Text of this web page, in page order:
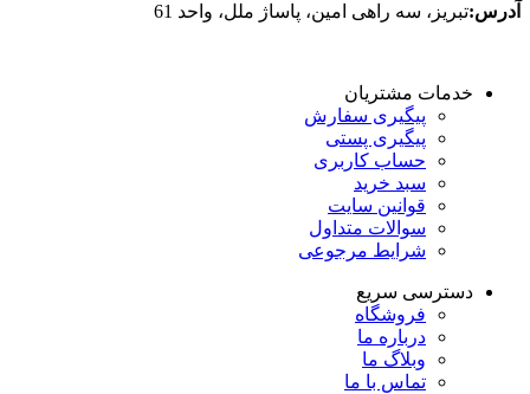
آدرس:تبریز، سه راهی امین، پاساژ ملل، واحد 61
خدمات مشتریان
پیگیری سفارش
پیگیری پستی
حساب کاربری
سبد خرید
قوانین سایت
سوالات متداول
شرایط مرجوعی
دسترسی سریع
فروشگاه
درباره ما
وبلاگ ما
تماس با ما